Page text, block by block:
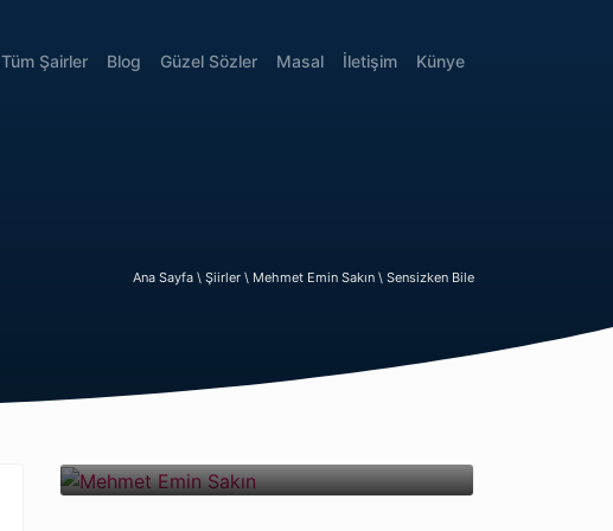
Tüm Şairler Blog Güzel Sözler Masal İletişim Künye
Ana Sayfa \ Şiirler \ Mehmet Emin Sakın \ Sensizken Bile